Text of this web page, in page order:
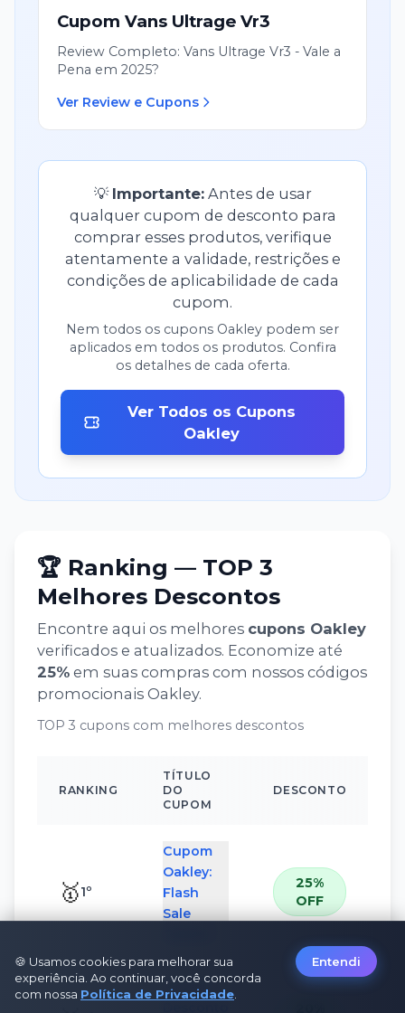
CupomVans Ultrage Vr3
Review Completo: Vans Ultrage Vr3 - Vale a
Pena em 2025?
Ver Review e Cupons
💡 Importante:Antes de usar
qualquer cupom de desconto para
comprar esses produtos, verifique
atentamente a validade, restrições e
condições de aplicabilidade de cada
cupom.
Nem todos os cupons Oakley podem ser
aplicados em todos os produtos. Confira
os detalhes de cada oferta.
Ver Todos os Cupons
Oakley
🏆 Ranking — TOP 3
Melhores Descontos
Encontre aqui os melhores cupons Oakley
verificados e atualizados. Economize até
25%em suas compras com nossos códigos
promocionais Oakley.
TOP 3 cupons com melhores descontos
RANKING
TÍTULO
DO
CUPOM
DESCONTO
🥇1º
Cupom
Oakley:
Flash
Sale
25%
OFF
Cupom
🍪 Usamos cookies para melhorar sua
experiência. Ao continuar, você concorda
com nossa Política de Privacidade
Entendi